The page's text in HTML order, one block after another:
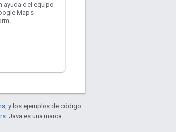
ayuda del equipo
Maps
, y los ejemplos de código
. Java es una marca